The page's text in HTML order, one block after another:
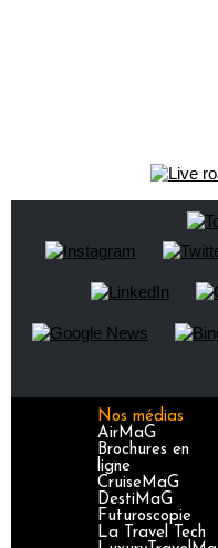
Nos médias
AirMaG
Brochures en
ligne
CruiseMaG
DestiMaG
Futuroscopie
La Travel Tech